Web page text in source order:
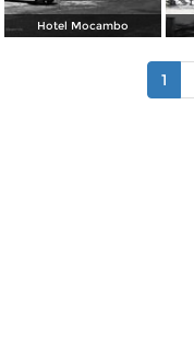
Hotel Mocambo
1